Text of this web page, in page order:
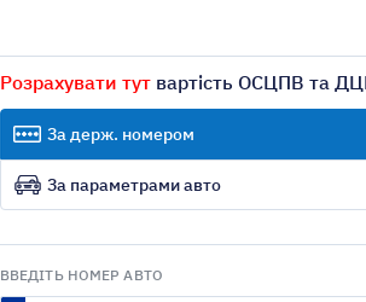
Розрахувати тутвартість ОСЦПВ та
За держ. номером
За параметрами авто
ВВЕДІТЬ НОМЕР АВТО